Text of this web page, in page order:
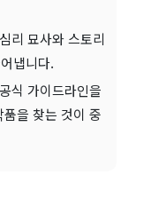
리 묘사와 스토리
냅니다.
식 가이드라인을
을 찾는 것이 중